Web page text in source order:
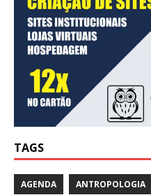
TAGS
AGENDA ANTROPOLOGIA